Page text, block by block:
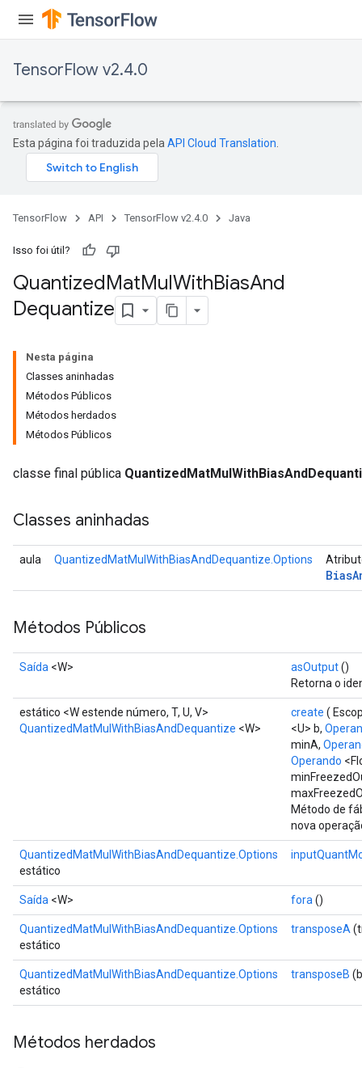
TensorFlow v2.4.0
Esta página foi traduzida pela API Cloud Translation
TensorFlow API TensorFlow v2.4.0 Java
Isso foi útil?
QuantizedMatMulWithBiasAnd
Dequantize
Nesta página
Classes aninhadas
Métodos Públicos
Métodos herdados
Métodos Públicos
classe final pública
Classes aninhadas
aula QuantizedMatMulWithBiasAndDequantize.Options
Bias
Métodos Públicos
Saída <W> asOutput()
Retorna o
estático <W estende número, T, U, V>
QuantizedMatMulWithBiasAndDequantize <W>
create (
<U> b,
minA,
Operando
Método de
nova
QuantizedMatMulWithBiasAndDequantize.Options
estático
Saída <W> fora ()
QuantizedMatMulWithBiasAndDequantize.Options
estático
transposeA
QuantizedMatMulWithBiasAndDequantize.Options
estático
transposeB
Métodos herdados